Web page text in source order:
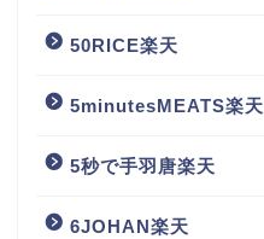
50RICE楽天
5minutesMEATS楽天
5秒で手羽唐楽天
6JOHAN楽天